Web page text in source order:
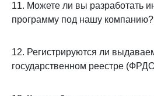
11. Можете ли вы разработать
программу под нашу компанию?
12. Регистрируются ли
государственном реестре